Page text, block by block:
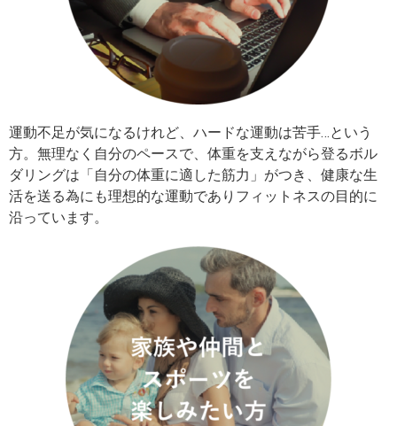
運動不足が気になるけれど、ハードな運動は苦手…という
方。無理なく自分のペースで、体重を支えながら登るボル
ダリングは「自分の体重に適した筋力」がつき、健康な生
活を送る為にも理想的な運動でありフィットネスの目的に
沿っています。